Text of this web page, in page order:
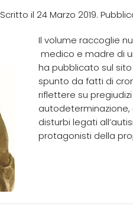
Scritto il 24 Marzo 2019.
Il volume raccoglie
medico e madre di
ha pubblicato sul sito
spunto da fatti di
riflettere su
disturbi legati
protagonisti della